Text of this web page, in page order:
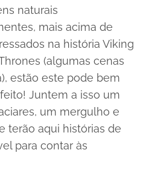
naturais
mais acima de
na história Viking
(algumas cenas
estão este pode bem
Juntem a isso um
um mergulho e
terão aqui histórias de
para contar às